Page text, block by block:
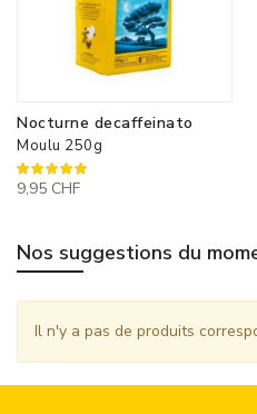
Nocturne decaffeinato
Moulu 250g
100%
9,95 CHF
Nos suggestions du
Il n'y a pas de produits